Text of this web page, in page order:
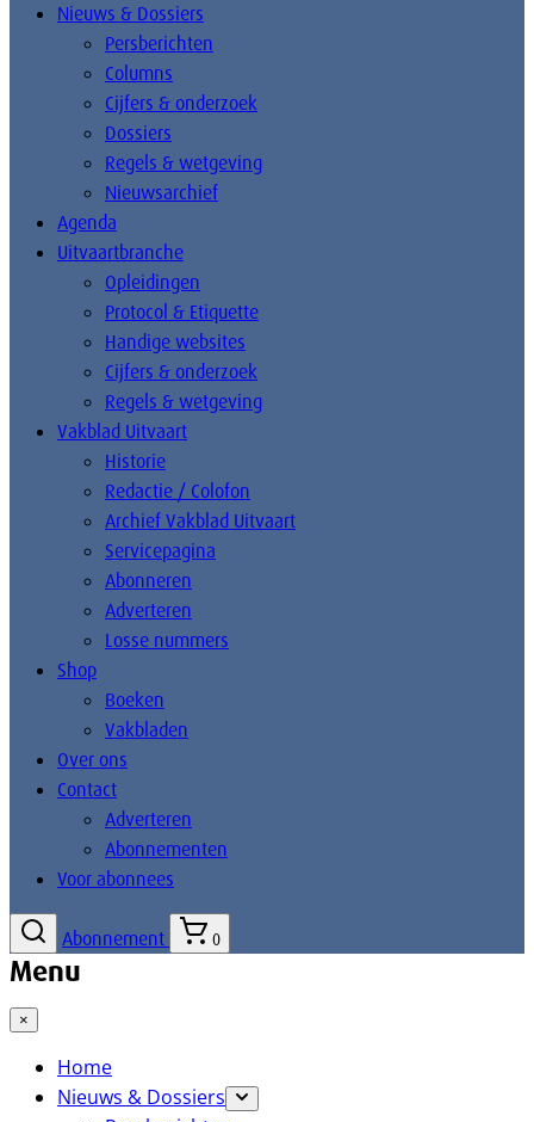
Nieuws & Dossiers
Persberichten
Columns
Cijfers & onderzoek
Dossiers
Regels & wetgeving
Nieuwsarchief
Agenda
Uitvaartbranche
Opleidingen
Protocol & Etiquette
Handige websites
Cijfers & onderzoek
Regels & wetgeving
Vakblad Uitvaart
Historie
Redactie / Colofon
Archief Vakblad Uitvaart
Servicepagina
Abonneren
Adverteren
Losse nummers
Shop
Boeken
Vakbladen
Over ons
Contact
Adverteren
Abonnementen
Voor abonnees
Abonnement 0
Menu
×
Home
Nieuws & Dossiers